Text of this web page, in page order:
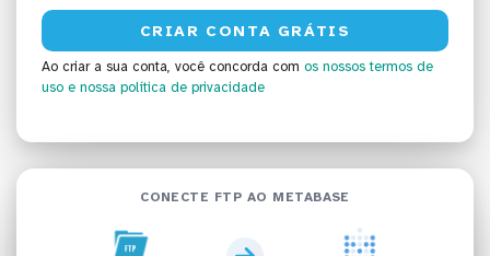
Ao criar a sua conta, você concorda com os nossos termos de
uso e nossa política de privacidade
CONECTE FTP AO METABASE